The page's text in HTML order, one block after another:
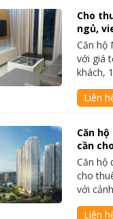
Cho
ngủ,
Căn hộ
với giá
khách,
Liên
Căn
cần
Căn hộ
cho
với
Liên